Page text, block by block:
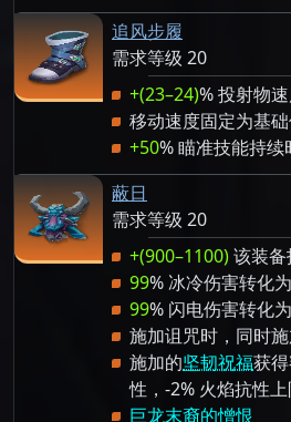
追风步履
需求等级 20
+(23–24)% 投射物
移动速度固定为基
+50% 瞄准技能持续
蔽日
需求等级 20
+(900–1100)该装
99% 冰冷伤害转化
99% 闪电伤害转化
施加诅咒时，同时
施加的坚韧祝福获
性，-2% 火焰抗性
巨龙末裔的憎恨